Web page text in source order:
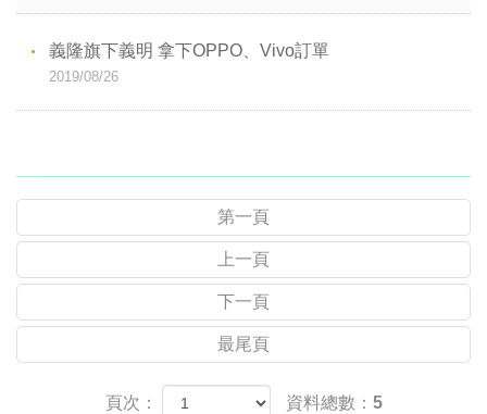
義隆旗下義明 拿下OPPO、Vivo訂單
2019/08/26
第一頁
上一頁
下一頁
最尾頁
頁次： 資料總數：5